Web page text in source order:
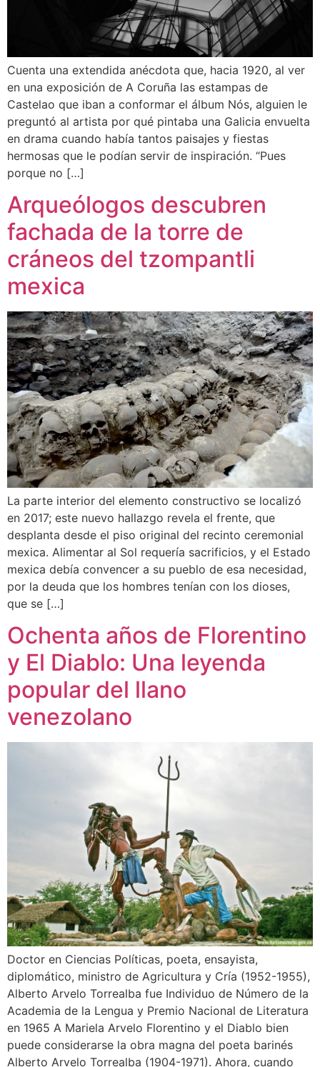
Cuenta una extendida anécdota que, hacia 1920, al ver
en una exposición de A Coruña las estampas de
Castelao que iban a conformar el álbum Nós, alguien le
preguntó al artista por qué pintaba una Galicia envuelta
en drama cuando había tantos paisajes y fiestas
hermosas que le podían servir de inspiración. “Pues
porque no […]
Arqueólogos descubren
fachada de la torre de
cráneos del tzompantli
mexica
La parte interior del elemento constructivo se localizó
en 2017; este nuevo hallazgo revela el frente, que
desplanta desde el piso original del recinto ceremonial
mexica. Alimentar al Sol requería sacrificios, y el Estado
mexica debía convencer a su pueblo de esa necesidad,
por la deuda que los hombres tenían con los dioses,
que se […]
Ochenta años de Florentino
y El Diablo: Una leyenda
popular del llano
venezolano
Doctor en Ciencias Políticas, poeta, ensayista,
diplomático, ministro de Agricultura y Cría (1952-1955),
Alberto Arvelo Torrealba fue Individuo de Número de la
Academia de la Lengua y Premio Nacional de Literatura
en 1965 A Mariela Arvelo Florentino y el Diablo bien
puede considerarse la obra magna del poeta barinés
Alberto Arvelo Torrealba (1904-1971). Ahora, cuando